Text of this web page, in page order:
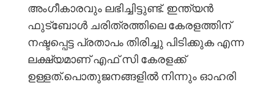
അംഗീകാരവും ലഭിച്ചിട്ടുണ്ട്. ഇന്ത്യൻ
ഫുട്ബോൾ ചരിത്രത്തിലെ കേരളത്തിന്
നഷ്ടപ്പെട്ട പ്രതാപം തിരിച്ചു പിടിക്കുക എന്ന
ലക്ഷ്യമാണ് എഫ് സി കേരളക്ക്
ഉള്ളത്.പൊതുജനങ്ങളിൽ നിന്നും ഓഹരി